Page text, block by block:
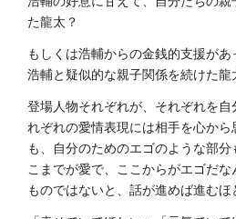
た龍太？
もしくは浩輔からの金銭的支援があ
浩輔と疑似的な親子関係を続けた龍
登場人物それぞれが、それぞれを
れぞれの愛情表現には相手を心か
も、自分のためのエゴのような部
こまでが愛で、ここからがエゴだ
ものではないと、話が進めば進むほ